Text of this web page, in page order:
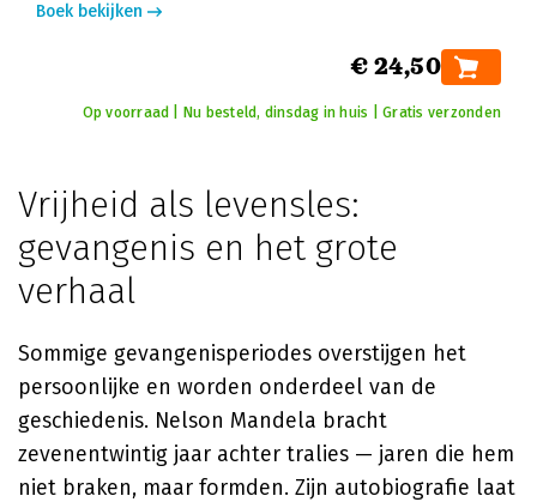
Boek bekijken
€ 24,50
Op voorraad | Nu besteld, dinsdag in huis | Gratis verzonden
Vrijheid als levensles:
gevangenis en het grote
verhaal
Sommige gevangenisperiodes overstijgen het
persoonlijke en worden onderdeel van de
geschiedenis. Nelson Mandela bracht
zevenentwintig jaar achter tralies — jaren die hem
niet braken, maar formden. Zijn autobiografie laat